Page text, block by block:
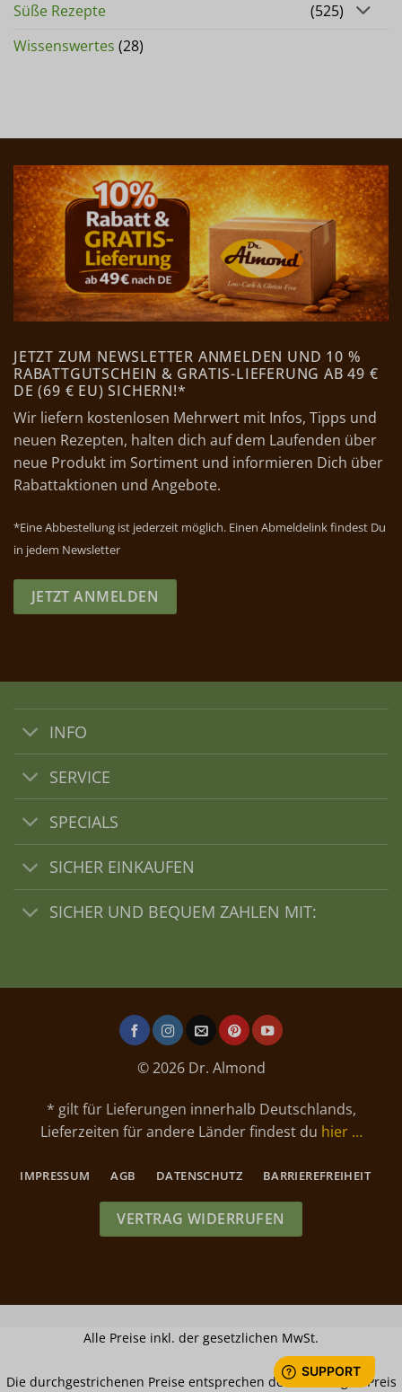
Süße Rezepte
(525)
Wissenswertes (28)
JETZT ZUM NEWSLETTER ANMELDEN UND 10 %
RABATTGUTSCHEIN & GRATIS-LIEFERUNG AB 49 €
DE (69 € EU) SICHERN!*
Wir liefern kostenlosen Mehrwert mit Infos, Tipps und
neuen Rezepten, halten dich auf dem Laufenden über
neue Produkt im Sortiment und informieren Dich über
Rabattaktionen und Angebote.
*Eine Abbestellung ist jederzeit möglich. Einen Abmeldelink findest Du
in jedem Newsletter
JETZT ANMELDEN
INFO
SERVICE
SPECIALS
SICHER EINKAUFEN
SICHER UND BEQUEM ZAHLEN MIT:
© 2026 Dr. Almond
* gilt für Lieferungen innerhalb Deutschlands,
Lieferzeiten für andere Länder findest du hier …
IMPRESSUM AGB DATENSCHUTZ BARRIEREFREIHEIT
VERTRAG WIDERRUFEN
Alle Preise inkl. der gesetzlichen MwSt.
Die durchgestrichenen Preise entsprechen dem bisherigen Preis